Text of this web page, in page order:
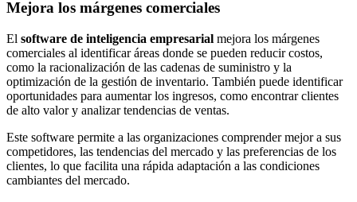
Mejora los márgenes comerciales
El software de inteligencia empresarial mejora los márgenes
comerciales al identificar áreas donde se pueden reducir costos,
como la racionalización de las cadenas de suministro y la
optimización de la gestión de inventario. También puede identificar
oportunidades para aumentar los ingresos, como encontrar clientes
de alto valor y analizar tendencias de ventas.
Este software permite a las organizaciones comprender mejor a sus
competidores, las tendencias del mercado y las preferencias de los
clientes, lo que facilita una rápida adaptación a las condiciones
cambiantes del mercado.